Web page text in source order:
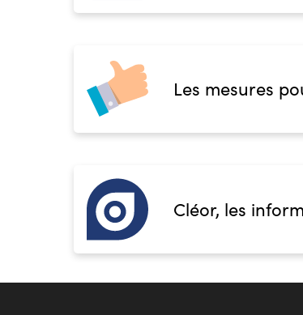
Les mesures
Cléor, les